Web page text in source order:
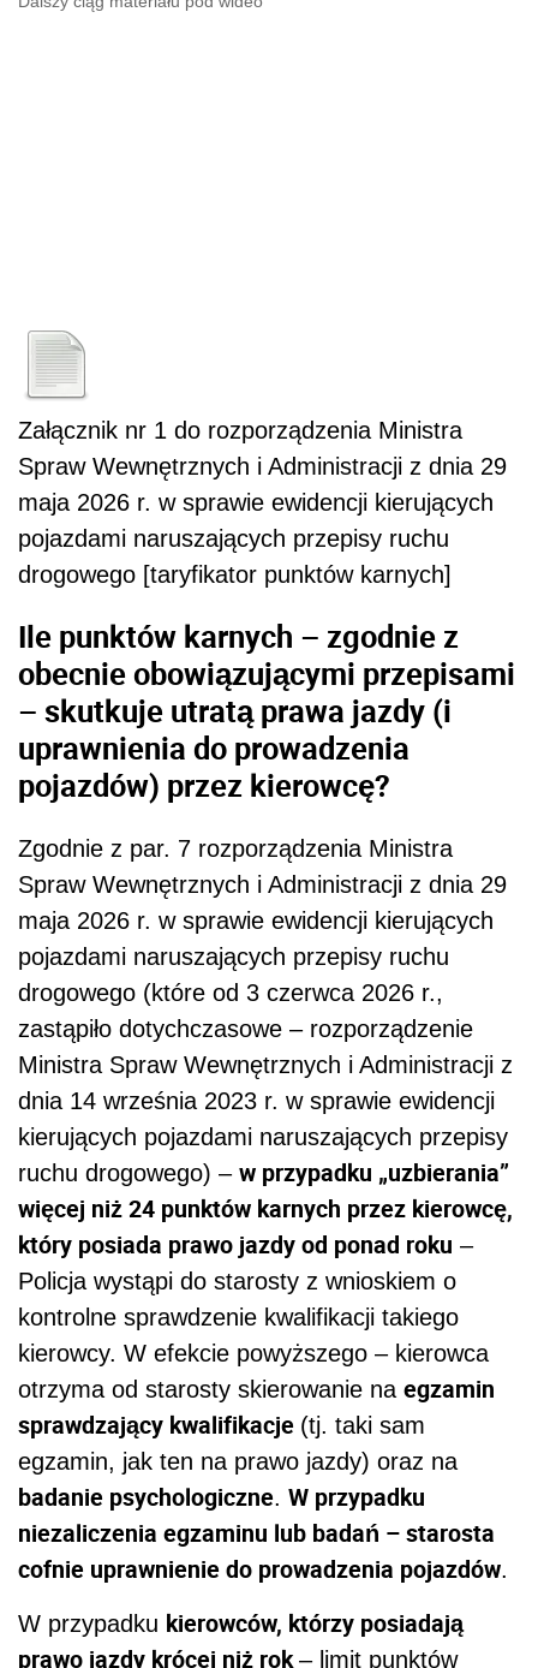
Załącznik nr 1 do rozporządzenia Ministra
Spraw Wewnętrznych i Administracji z dnia 29
maja 2026 r. w sprawie ewidencji kierujących
pojazdami naruszających przepisy ruchu
drogowego [taryfikator punktów karnych]
Ile punktów karnych – zgodnie z
obecnie obowiązującymi przepisami
– skutkuje utratą prawa jazdy (i
uprawnienia do prowadzenia
pojazdów) przez kierowcę?
Zgodnie z par. 7 rozporządzenia Ministra
Spraw Wewnętrznych i Administracji z dnia 29
maja 2026 r. w sprawie ewidencji kierujących
pojazdami naruszających przepisy ruchu
drogowego (które od 3 czerwca 2026 r.,
zastąpiło dotychczasowe – rozporządzenie
Ministra Spraw Wewnętrznych i Administracji z
dnia 14 września 2023 r. w sprawie ewidencji
kierujących pojazdami naruszających przepisy
ruchu drogowego) – w przypadku „uzbierania”
więcej niż 24 punktów karnych przez kierowcę,
który posiada prawo jazdy od ponad roku –
Policja wystąpi do starosty z wnioskiem o
kontrolne sprawdzenie kwalifikacji takiego
kierowcy. W efekcie powyższego – kierowca
otrzyma od starosty skierowanie na egzamin
sprawdzający kwalifikacje (tj. taki sam
egzamin, jak ten na prawo jazdy) oraz na
badanie psychologiczne. W przypadku
niezaliczenia egzaminu lub badań – starosta
cofnie uprawnienie do prowadzenia pojazdów.
W przypadku kierowców, którzy posiadają
prawo jazdy krócej niż rok– limit punktów